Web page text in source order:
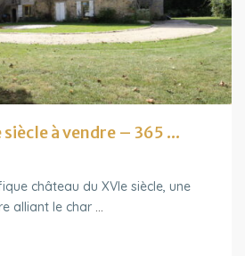
à vendre – 365 ...
château du XVIe siècle, une
alliant le char ...